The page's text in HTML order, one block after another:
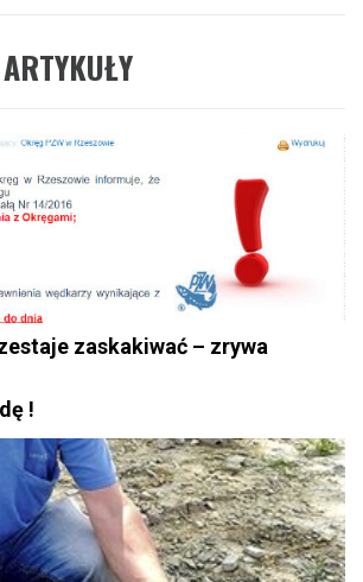
zaskakiwać – zrywa
!